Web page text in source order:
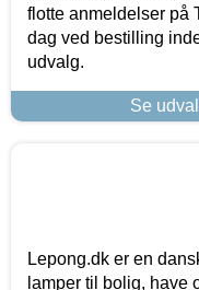
flotte anmeldelser på
dag ved bestilling
udvalg.
Se
Lepong.dk er en
lamper til bolig, have